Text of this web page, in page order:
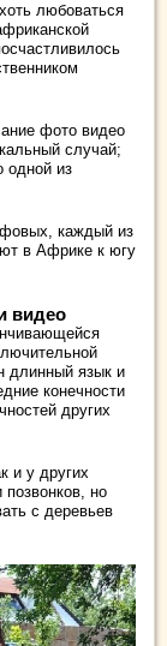
любоваться
фото видео
случай;
одной из
каждый из
в Африке к югу
видео
длинный язык и
конечности
других
и у других
но
с деревьев